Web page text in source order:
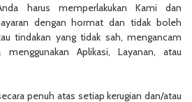
harus memperlakukan Kami dan
dengan hormat dan tidak boleh
tindakan yang tidak sah, mengancam
Aplikasi, Layanan, atau
penuh atas setiap kerugian dan/atau